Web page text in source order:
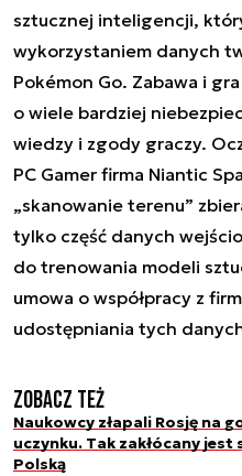
sztucznej inteligencji,
wykorzystaniem danych
Pokémon Go. Zabawa i
o wiele bardziej
wiedzy i zgody graczy.
PC Gamer firma Niantic
„skanowanie terenu”
tylko część danych
do trenowania modeli
umowa o współpracy z
udostępniania tych
Zobacz też
Naukowcy złapali Rosję na
uczynku. Tak zakłócany jest
Polską